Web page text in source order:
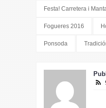
Festa! Carretera i
Fogueres 2016
Ponsoda